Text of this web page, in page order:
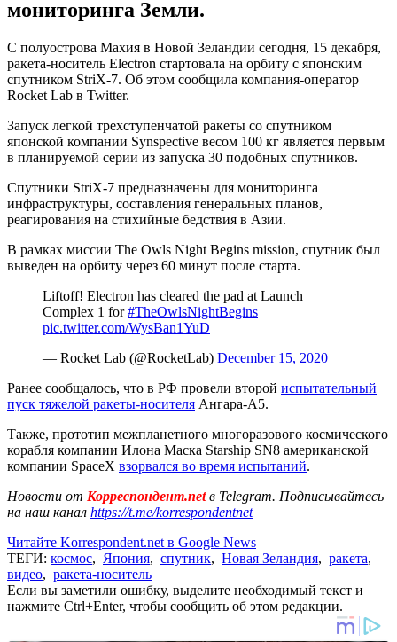
мониторинга Земли.
С полуострова Махия в Новой Зеландии сегодня, 15 декабря,
ракета-носитель Electron стартовала на орбиту с японским
спутником StriX-7. Об этом сообщила компания-оператор
Rocket Lab в Twitter.
Запуск легкой трехступенчатой ракеты со спутником
японской компании Synspective весом 100 кг является первым
в планируемой серии из запуска 30 подобных спутников.
Спутники StriX-7 предназначены для мониторинга
инфраструктуры, составления генеральных планов,
реагирования на стихийные бедствия в Азии.
В рамках миссии The Owls Night Begins mission, спутник был
выведен на орбиту через 60 минут после старта.
Liftoff! Electron has cleared the pad at Launch
Complex 1 for#TheOwlsNightBegins
pic.twitter.com/WysBan1YuD
— Rocket Lab (@RocketLab) December 15, 2020
Ранее сообщалось, что в РФ провели второй испытательный
пуск тяжелой ракеты-носителя Ангара-А5.
Также, прототип межпланетного многоразового космического
корабля компании Илона Маска Starship SN8 американской
компании SpaceX взорвался во время испытаний.
Новости от Корреспондент.netв Telegram. Подписывайтесь
на наш канал https://t.me/korrespondentnet
Читайте Korrespondent.net в Google News
ТЕГИ: космос, Япония, спутник, Новая Зеландия, ракета,
видео, ракета-носитель
Если вы заметили ошибку, выделите необходимый текст и
нажмите Ctrl+Enter, чтобы сообщить об этом редакции.